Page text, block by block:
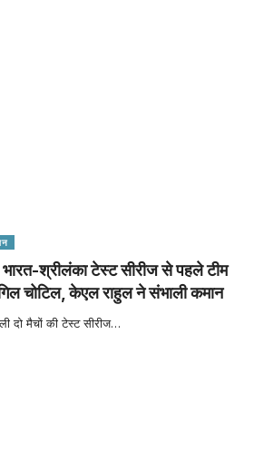
श्रीलंका टेस्ट सीरीज से पहले टीम
चोटिल, केएल राहुल ने संभाली कमान
दो मैचों की टेस्ट सीरीज…